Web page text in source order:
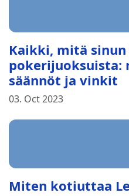
Kaikki, mitä
pokerijuoksuista:
säännöt ja vinkit
03. Oct 2023
Miten kotiuttaa